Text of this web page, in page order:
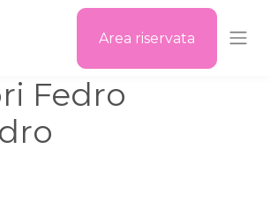
Area riservata
Fedro